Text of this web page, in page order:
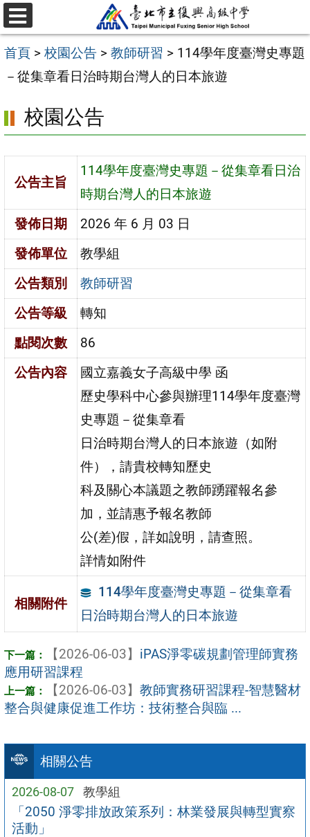
跳
至
主
要
容
區
選
單
首頁 > 校園公告 > 教師研習 > 114學年度臺灣史專題
－從集章看日治時期台灣人的日本旅遊
相關公告
2026-08-07 教學組
「2050 淨零排放政策系列：林業發展與轉型實察
活動」
校園公告
公告主旨
114學年度臺灣史專題－從集章看日治
時期台灣人的日本旅遊
發佈日期
2026 年 6 月 03 日
發佈單位
教學組
公告類別
教師研習
公告等級
轉知
點閱次數
86
公告內容
國立嘉義女子高級中學 函
歷史學科中心參與辦理114學年度臺灣
史專題－從集章看
日治時期台灣人的日本旅遊（如附
件），請貴校轉知歷史
科及關心本議題之教師踴躍報名參
加，並請惠予報名教師
公(差)假，詳如說明，請查照。
詳情如附件
相關附件
114學年度臺灣史專題－從集章看
日治時期台灣人的日本旅遊
【2026-06-03】 iPAS淨零碳規劃管理師實務
應用研習課程
【2026-06-03】 教師實務研習課程-智慧醫材
整合與健康促進工作坊：技術整合與臨 ...